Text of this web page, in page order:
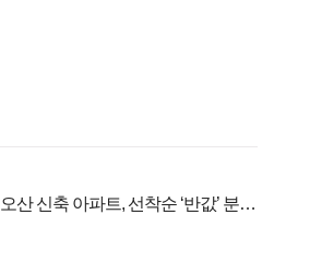
오산 신축 아파트, 선착순 ‘반값’ 분양